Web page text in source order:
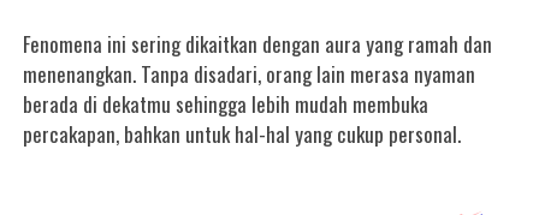
Fenomena ini sering dikaitkan dengan aura yang ramah dan
menenangkan. Tanpa disadari, orang lain merasa nyaman
berada di dekatmu sehingga lebih mudah membuka
percakapan, bahkan untuk hal-hal yang cukup personal.